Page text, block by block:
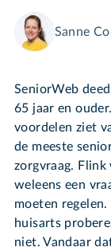
Sanne
SeniorWeb
65 jaar en
voordelen ziet
de meeste
zorgvraag.
weleens een
moeten
huisarts
niet. Vandaar